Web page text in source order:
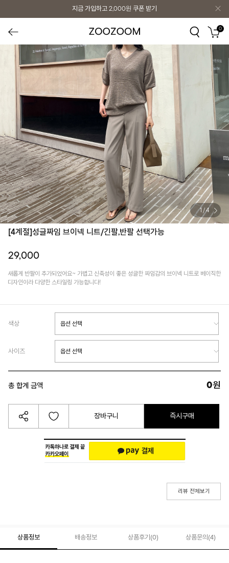
지금 가입하고 2,000원 쿠폰 받기
0
1 /4
[4계절]성글짜임 브이넥 니트/긴팔,반팔 선택가능
29,000
새롭게 반팔이 추가되었어요~ 가볍고 신축성이 좋은 성글한 짜임감의 브이넥 니트로 베이직한
디자인이라 다양한 스타일링 가능합니다!
색상
사이즈
총 합계 금액 0원
장바구니 즉시구매
리뷰 전체보기
상품정보 배송정보 상품후기(0) 상품문의 (4)